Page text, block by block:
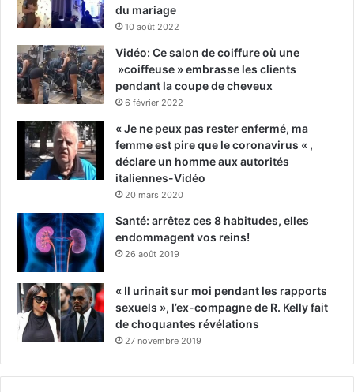
du mariage
10 août 2022
Vidéo: Ce salon de coiffure où une
»coiffeuse » embrasse les clients
pendant la coupe de cheveux
6 février 2022
« Je ne peux pas rester enfermé, ma
femme est pire que le coronavirus « ,
déclare un homme aux autorités
italiennes-Vidéo
20 mars 2020
Santé: arrêtez ces 8 habitudes, elles
endommagent vos reins!
26 août 2019
« Il urinait sur moi pendant les rapports
sexuels », l’ex-compagne de R. Kelly fait
de choquantes révélations
27 novembre 2019